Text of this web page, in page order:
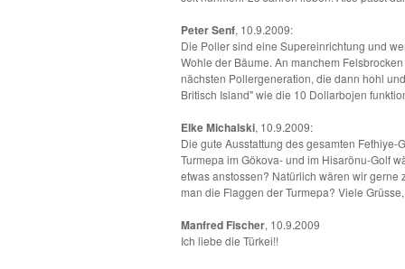
Peter Senf, 10.9.2009:
Die Poller sind eine Supereinrichtung und
Wohle der Bäume. An manchem
nächsten Pollergeneration, die dann hohl
Britisch Island" wie die 10 Dollarbojen
Elke Michalski, 10.9.2009:
Die gute Ausstattung des gesamten
Turmepa im Gökova- und im Hisarönu-Golf
etwas anstossen? Natürlich wären wir
man die Flaggen der Turmepa? Viele
Manfred Fischer, 10.9.2009
Ich liebe die Türkei!!